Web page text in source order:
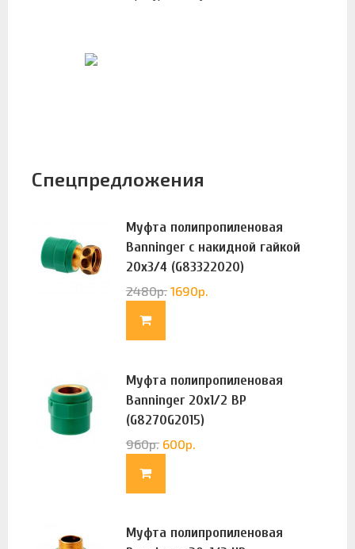
Спецпредложения
Муфта полипропиленовая
Banninger с накидной гайкой
20х3/4 (G83322020)
2480р. 1690р.
Муфта полипропиленовая
Banninger 20х1/2 ВР
(G8270G2015)
960р. 600р.
Муфта полипропиленовая